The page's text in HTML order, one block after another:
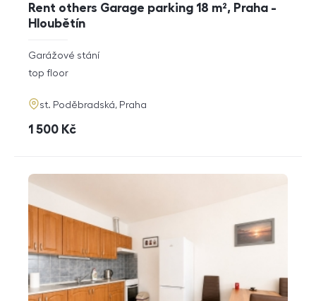
Rent others Garage parking 18 m², Praha -
Hloubětín
rozměry
disposition
Garážové stání
funkce
top floor
adresa
st. Poděbradská, Praha
cena
1 500 Kč